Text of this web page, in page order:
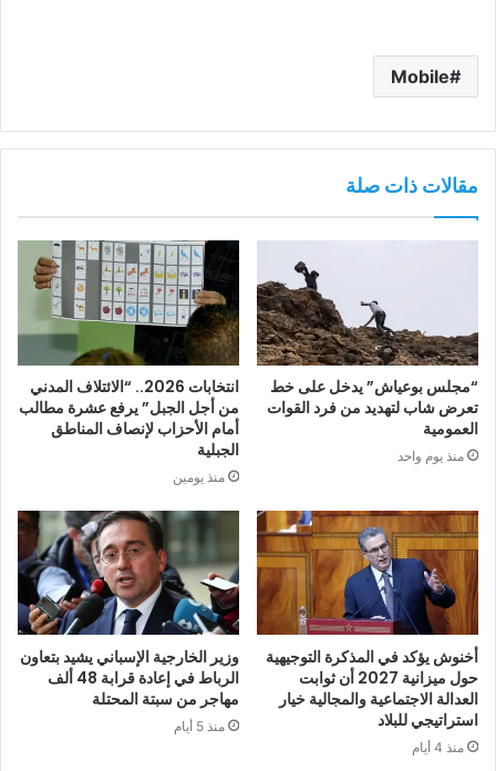
Mobile
مقالات ذات صلة
“مجلس بوعياش” يدخل على خط
تعرض شاب لتهديد من فرد القوات
العمومية
منذ يوم واحد
انتخابات 2026.. “الائتلاف المدني
من أجل الجبل” يرفع عشرة مطالب
أمام الأحزاب لإنصاف المناطق
الجبلية
منذ يومين
أخنوش يؤكد في المذكرة التوجيهية
حول ميزانية 2027 أن ثوابت
العدالة الاجتماعية والمجالية خيار
استراتيجي للبلاد
منذ 4 أيام
وزير الخارجية الإسباني يشيد بتعاون
الرباط في إعادة قرابة 48 ألف
مهاجر من سبتة المحتلة
منذ 5 أيام